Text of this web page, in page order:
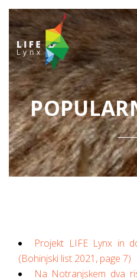
Projekt LIFE Lynx in
(Bohinjski list 2021, page 7)
Na Notranjskem dva